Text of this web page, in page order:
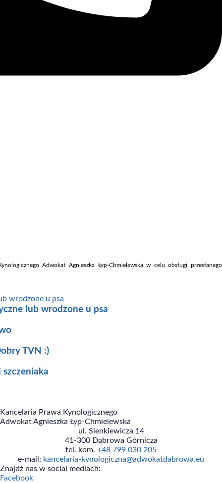
Adwokat Agnieszka Łyp-Chmielewska w celu obsługi przesłanego
lub wrodzone u psa
TVN :)
Kancelaria Prawa Kynologicznego
Adwokat Agnieszka Łyp-Chmielewska
ul. Sienkiewicza 14
41-300 Dąbrowa Górnicza
tel. kom. +48 799 030 205
e-mail: kancelaria-kynologiczna@adwokatdabrowa.eu
Znajdź nas w social mediach:
Facebook